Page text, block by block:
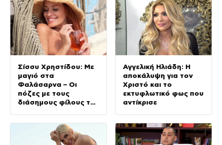
Σίσσυ Χρηστίδου: Με
μαγιό στα
Φαλάσαρνα – Οι
πόζες με τους
διάσημους φίλους της
Αγγελική Ηλιάδη: Η
αποκάλυψη για τον
Χριστό και το
εκτυφλωτικό φως που
αντίκρισε